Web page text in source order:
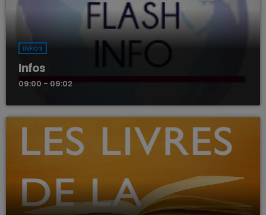
INFOS
Infos
09:00 - 09:02